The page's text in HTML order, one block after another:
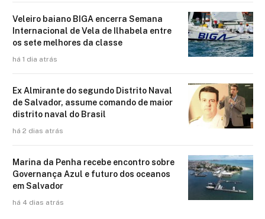
Veleiro baiano BIGA encerra Semana
Internacional de Vela de Ilhabela entre
os sete melhores da classe
há 1 dia atrás
Ex Almirante do segundo Distrito Naval
de Salvador, assume comando de maior
distrito naval do Brasil
há 2 dias atrás
Marina da Penha recebe encontro sobre
Governança Azul e futuro dos oceanos
em Salvador
há 4 dias atrás